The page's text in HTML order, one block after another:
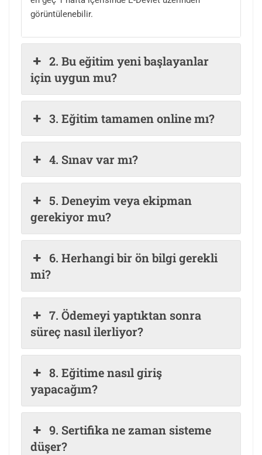
görüntülenebilir.
2. Bu eğitim yeni başlayanlar
için uygun mu?
3. Eğitim tamamen online mı?
4. Sınav var mı?
5. Deneyim veya ekipman
gerekiyor mu?
6. Herhangi bir ön bilgi gerekli
mi?
7. Ödemeyi yaptıktan sonra
süreç nasıl ilerliyor?
8. Eğitime nasıl giriş
yapacağım?
9. Sertifika ne zaman sisteme
düşer?